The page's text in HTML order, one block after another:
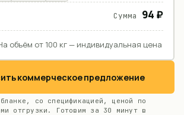
Сумма 94 ₽
объём от 100 кг — индивидуальная цена
коммерческое предложение
со спецификацией, ценой по
отгрузки. Готовим за 30 минут в